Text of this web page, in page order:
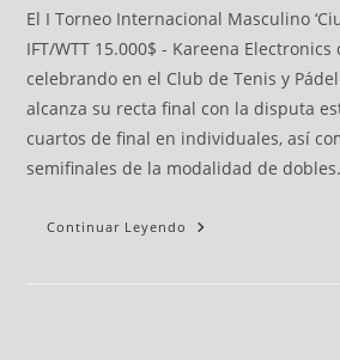
El I Torneo Internacional Masculino
IFT/WTT 15.000$ - Kareena Electronics
celebrando en el Club de Tenis y
alcanza su recta final con la disputa
cuartos de final en individuales, así
semifinales de la modalidad de dobles.
Continuar Leyendo